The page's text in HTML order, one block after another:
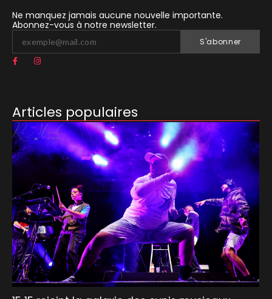
Ne manquez jamais aucune nouvelle importante.
Abonnez-vous à notre newsletter.
S'abonner
Articles populaires